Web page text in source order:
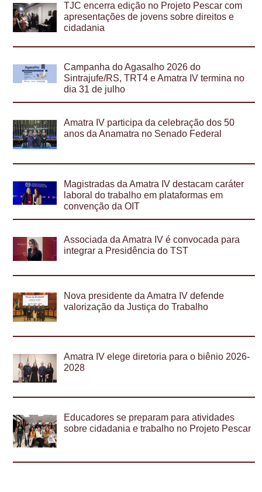
TJC encerra edição no Projeto Pescar com
apresentações de jovens sobre direitos e
cidadania
Campanha do Agasalho 2026 do
Sintrajufe/RS, TRT4 e Amatra IV termina no
dia 31 de julho
Amatra IV participa da celebração dos 50
anos da Anamatra no Senado Federal
Magistradas da Amatra IV destacam caráter
laboral do trabalho em plataformas em
convenção da OIT
Associada da Amatra IV é convocada para
integrar a Presidência do TST
Nova presidente da Amatra IV defende
valorização da Justiça do Trabalho
Amatra IV elege diretoria para o biênio 2026-
2028
Educadores se preparam para atividades
sobre cidadania e trabalho no Projeto Pescar